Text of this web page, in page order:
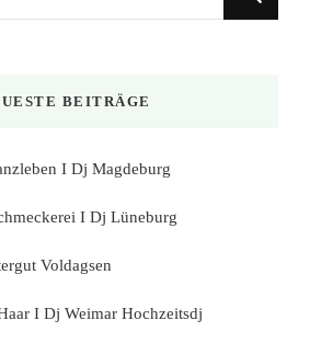
BEITRÄGE
I Dj Magdeburg
I Dj Lüneburg
Voldagsen
I Dj Weimar Hochzeitsdj